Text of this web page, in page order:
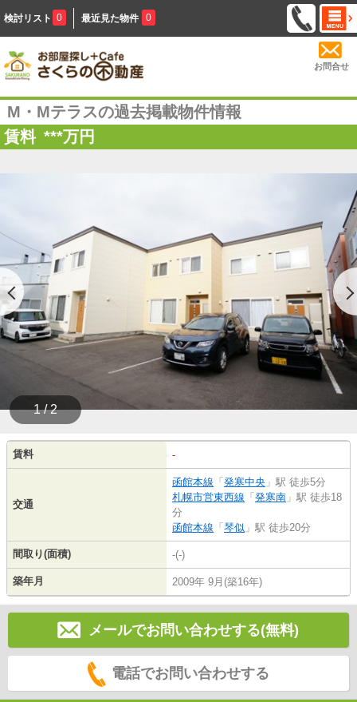
検討リスト 0 最近見た物件 0
お問合せ
M・Mテラスの過去掲載物件情報
賃料 ***万円
1 / 2
賃料 -
交通
函館本線 「発寒中央 」駅 徒歩5分
札幌市営東西線 「発寒南 」駅 徒歩18
分
函館本線 「琴似 」駅 徒歩20分
間取り(面積) -(-)
築年月 2009年 9月(築16年)
メールでお問い合わせする(無料)
電話でお問い合わせする